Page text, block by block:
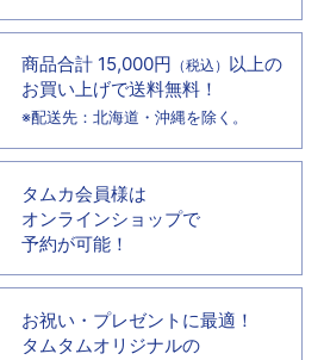
商品合計 15,000円 （税込） 以上の
お買い上げで送料無料！
※配送先：北海道・沖縄を除く。
タムカ会員様は
オンラインショップで
予約が可能！
お祝い・プレゼントに最適！
タムタムオリジナルの